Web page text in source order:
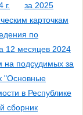
г.
за 2025
карточкам
по
12 месяцев 2024
на подсудимых за
"Основные
в Республике
сборник